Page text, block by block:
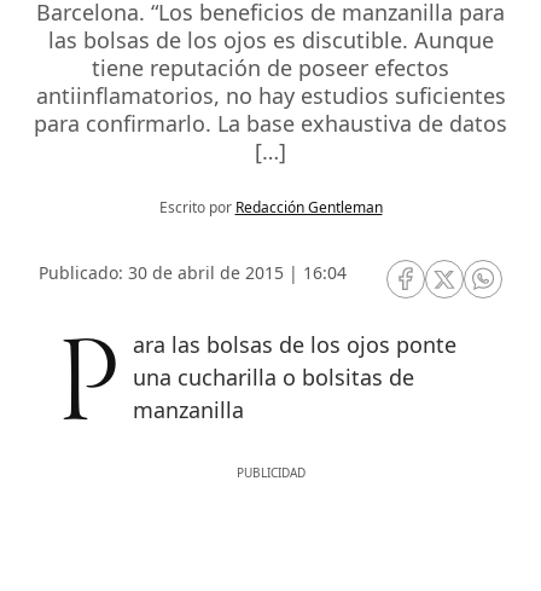
Barcelona. “Los beneficios de manzanilla para
las bolsas de los ojos es discutible. Aunque
tiene reputación de poseer efectos
antiinflamatorios, no hay estudios suficientes
para confirmarlo. La base exhaustiva de datos
[…]
Escrito por Redacción Gentleman
Publicado: 30 de abril de 2015 | 16:04
RRSS Facebook
RRSSRRSS
Para las bolsas de los ojos ponte
una cucharilla o bolsitas de
manzanilla